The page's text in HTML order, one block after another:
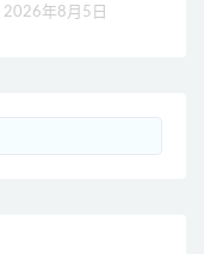
2026年8月5日